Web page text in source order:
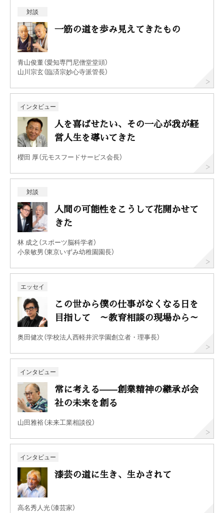
対談
一筋の道を歩み見えてきたもの
青山俊董（愛知専門尼僧堂堂頭）
山川宗玄（臨済宗妙心寺派管長）
インタビュー
人を喜ばせたい、その一心が我が経
営人生を導いてきた
櫻田 厚（元モスフードサービス会長）
対談
人間の可能性をこうして花開かせて
きた
林 成之（スポーツ脳科学者）
小泉敏男（東京いずみ幼稚園園長）
エッセイ
この世から僕の仕事がなくなる日を
目指して ～教育相談の現場から～
奥田健次（学校法人西軽井沢学園創立者・理事長）
インタビュー
常に考える——創業精神の継承が会
社の未来を創る
山田雅裕（未来工業相談役）
インタビュー
漆芸の道に生き、生かされて
高名秀人光（漆芸家）